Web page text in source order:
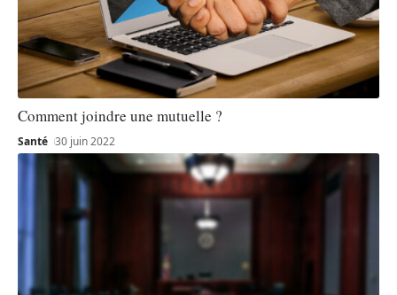
Comment joindre une mutuelle ?
Santé 30 juin 2022